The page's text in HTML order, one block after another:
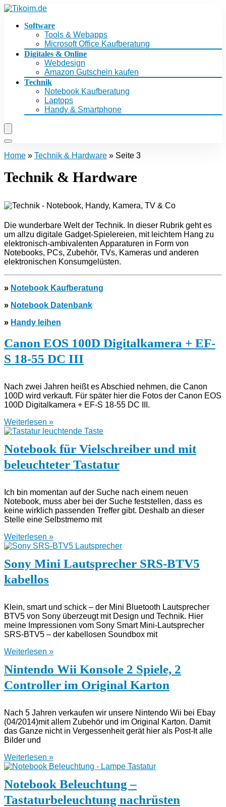
Software
Tools & Webapps
Microsoft Office Kaufberatung
Digitales & Online
Webdesign
Amazon Gutschein kaufen
Technik
Notebook Kaufberatung
Laptops
Handy & Smartphone
Home » Technik & Hardware » Seite 3
Technik & Hardware
Die wunderbare Welt der Technik. In dieser Rubrik geht es
um allzu digitale Gadget-Spielereien, mit leichtem Hang zu
elektronisch-ambivalenten Apparaturen in Form von
Notebooks, PCs, Zubehör, TVs, Kameras und anderen
elektronischen Konsumgelüsten.
» Notebook Kaufberatung
» Notebook Datenbank
» Handy leihen
Canon EOS 100D Digitalkamera + EF-
S 18-55 DC III
Nach zwei Jahren heißt es Abschied nehmen, die Canon
100D wird verkauft. Für später hier die Fotos der Canon EOS
100D Digitalkamera + EF-S 18-55 DC III.
Weiterlesen »
Notebook für Vielschreiber und mit
beleuchteter Tastatur
Ich bin momentan auf der Suche nach einem neuen
Notebook, muss aber bei der Suche feststellen, dass es
keine wirklich passenden Treffer gibt. Deshalb an dieser
Stelle eine Selbstmemo mit
Weiterlesen »
Sony Mini Lautsprecher SRS-BTV5
kabellos
Klein, smart und schick – der Mini Bluetooth Lautsprecher
BTV5 von Sony überzeugt mit Design und Technik. Hier
meine Impressionen vom Sony Smart Mini-Lautsprecher
SRS-BTV5 – der kabellosen Soundbox mit
Weiterlesen »
Nintendo Wii Konsole 2 Spiele, 2
Controller im Original Karton
Nach 5 Jahren verkaufen wir unsere Nintendo Wii bei Ebay
(04/2014)mit allem Zubehör und im Original Karton. Damit
das Ganze nicht in Vergessenheit gerät hier als Post-It alle
Bilder und
Weiterlesen »
Notebook Beleuchtung –
Tastaturbeleuchtung nachrüsten